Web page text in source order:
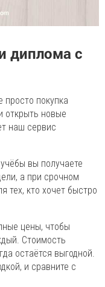
диплома с
просто покупка
открыть новые
наш сервис
вы получаете
а при срочном
тех, кто хочет быстро
цены, чтобы
Стоимость
остаётся выгодной.
и сравните с